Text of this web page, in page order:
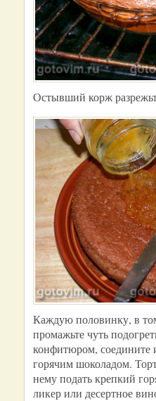
Остывший корж
Каждую половинку, в
промажьте чуть
конфитюром, соедините
горячим шоколадом.
нему подать крепкий
ликер или десертное